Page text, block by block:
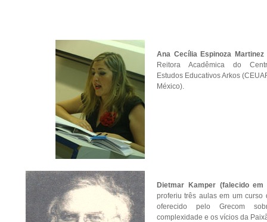
Ana Cecília Espinoza Martinez
Reitora Acadêmica do
Estudos Educativos Arkos
México).
Dietmar Kamper(falecido em
proferiu três aulas em um curso
oferecido pelo Grecom
complexidade e os vícios da